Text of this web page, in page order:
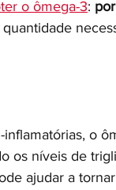
o ômega-3:
quantidade
o
os níveis de
ajudar a